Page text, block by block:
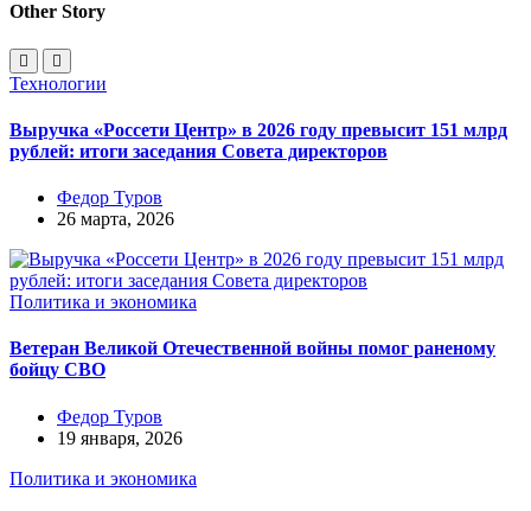
Other Story
Технологии
Выручка «Россети Центр» в 2026 году превысит 151 млрд
рублей: итоги заседания Совета директоров
Федор Туров
26 марта, 2026
Политика и экономика
Ветеран Великой Отечественной войны помог раненому
бойцу СВО
Федор Туров
19 января, 2026
Политика и экономика